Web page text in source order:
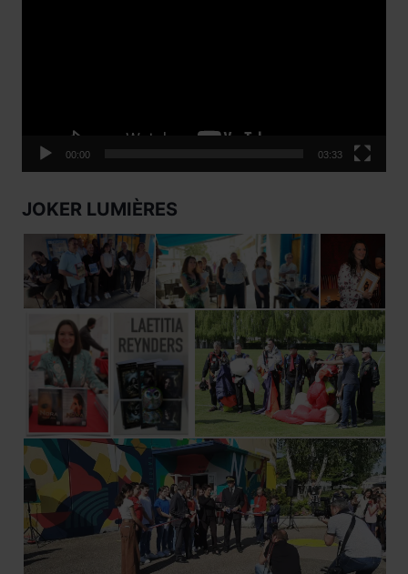
00:00 03:33
JOKER LUMIÈRES